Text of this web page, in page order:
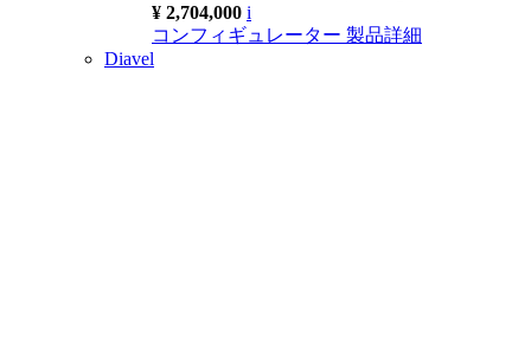
¥ 2,704,000 i
コンフィギュレーター 製品詳細
Diavel